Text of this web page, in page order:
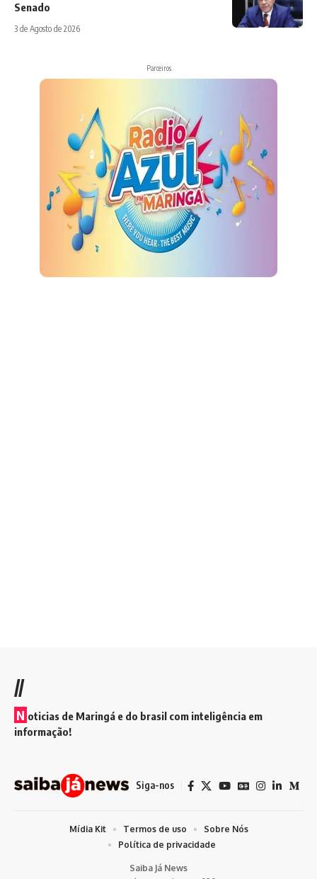
Senado
3 de Agosto de 2026
Parceiros
//
N oticias de Maringá e do brasil com inteligência em
informação!
Siga-nos
Saiba Já News
Mídia Kit Termos de uso
Sobre Nós
Política de privacidade